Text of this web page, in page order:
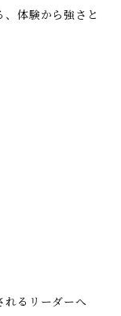
体験から強さと
るリーダーへ